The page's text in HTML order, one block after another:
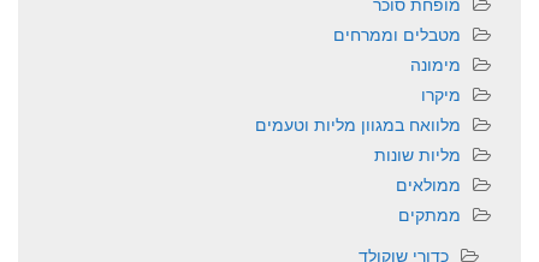
מטבלים וממרחים
מימונה
מיקרו
מלוואח במגוון מליות וטעמים
מליות שונות
ממולאים
ממתקים
כדורי שוקולד